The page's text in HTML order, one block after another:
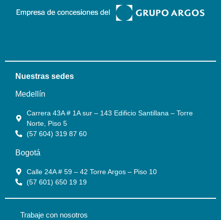
Nuestras sedes
Medellín
Carrera 43A # 1A sur – 143 Edificio Santillana – Torre
Norte, Piso 5
(57 604) 319 87 60
Bogotá
Calle 24A # 59 – 42 Torre Argos – Piso 10
(57 601) 650 19 19
Trabaje con nosotros